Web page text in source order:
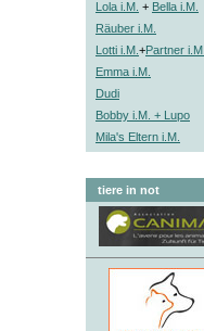
Lola i.M. + Bella i.M.
Räuber i.M.
Lotti i.M. +Partner i.M.
Emma i.M.
Dudi
Bobby i.M. + Lupo
Mila's Eltern i.M.
tiere in not